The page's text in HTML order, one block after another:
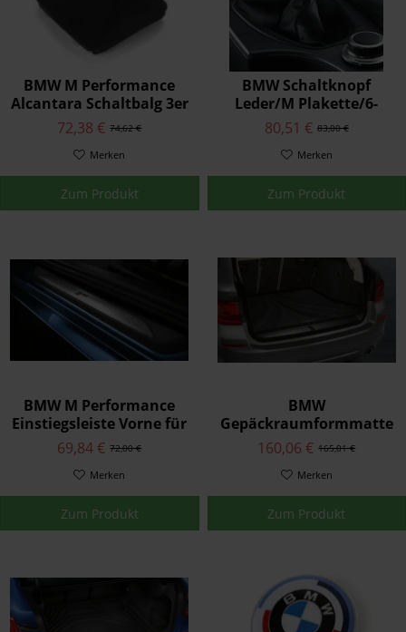
BMW M Performance
Alcantara Schaltbalg 3er
E4674,62 €
72,38 €
Merken
Zum Produkt
BMW Schaltknopf
Leder/M Plakette/6-
Gang83,00 €
80,51 €
Merken
Zum Produkt
BMW M Performance
Einstiegsleiste Vorne für
1er 2er 3er 4er X2
72,00 €
69,84 €
Merken
Zum Produkt
BMW
Gepäckraumformmatte
5er G31165,01 €
160,06 €
Merken
Zum Produkt